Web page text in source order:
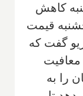
کاهش
قیمت
گفت که
معافیت
را به